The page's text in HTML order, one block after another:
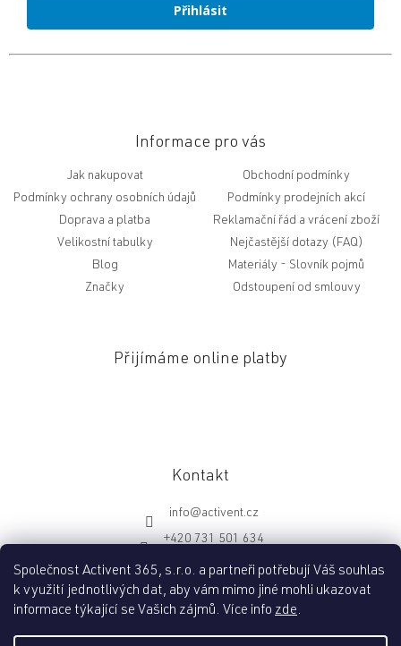
Společnost Activent 365, s.r.o. a partneři potřebují Váš souhlas
k využití jednotlivých dat, aby vám mimo jiné mohli ukazovat
informace týkající se Vašich zájmů. Více info zde.
Přihlásit
Informace pro vás
Jak nakupovat
Obchodní podmínky
Podmínky ochrany osobních údajů
Podmínky prodejních akcí
Doprava a platba
Reklamační řád a vrácení zboží
Velikostní tabulky
Nejčastější dotazy (FAQ)
Blog
Slovník pojmů
Značky
Odstoupení od smlouvy
Přijímáme online platby
Kontakt
info@activent.cz
+420 731 501 634
http://fb.com/activentcz